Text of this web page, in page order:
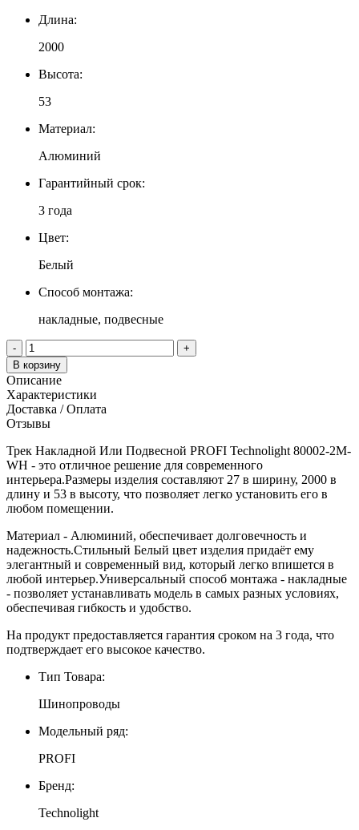
Длина:
2000
Высота:
53
Материал:
Алюминий
Гарантийный срок:
3 года
Цвет:
Белый
Способ монтажа:
накладные, подвесные
-
+
В корзину
Описание
Характеристики
Доставка / Оплата
Отзывы
Трек Накладной Или Подвесной PROFI Technolight 80002-2M-
WH - это отличное решение для современного
интерьера.Размеры изделия составляют 27 в ширину, 2000 в
длину и 53 в высоту, что позволяет легко установить его в
любом помещении.
Материал - Алюминий, обеспечивает долговечность и
надежность.Стильный Белый цвет изделия придаёт ему
элегантный и современный вид, который легко впишется в
любой интерьер.Универсальный способ монтажа - накладные
- позволяет устанавливать модель в самых разных условиях,
обеспечивая гибкость и удобство.
На продукт предоставляется гарантия сроком на 3 года, что
подтверждает его высокое качество.
Тип Товара:
Шинопроводы
Модельный ряд:
PROFI
Бренд:
Technolight